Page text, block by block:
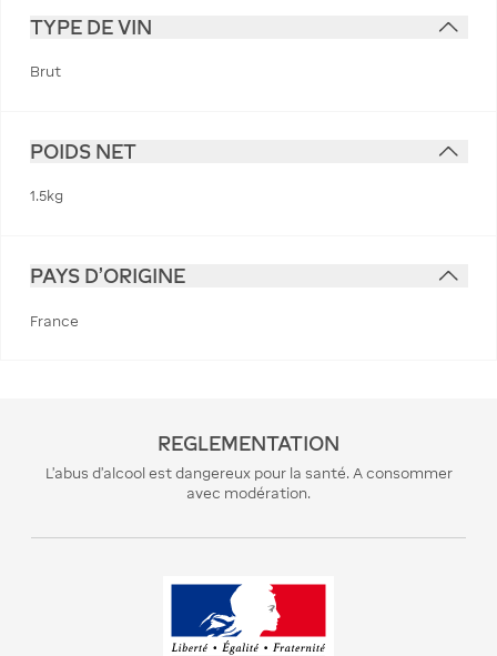
TYPE DE VIN
Brut
POIDS NET
1.5kg
PAYS D'ORIGINE
France
REGLEMENTATION
L’abus d’alcool est dangereux pour la santé. A consommer
avec modération.